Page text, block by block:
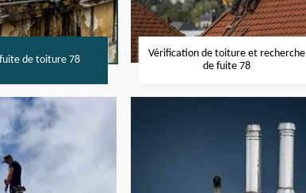
de toiture 78
Vérification de toiture et recherche
de fuite 78